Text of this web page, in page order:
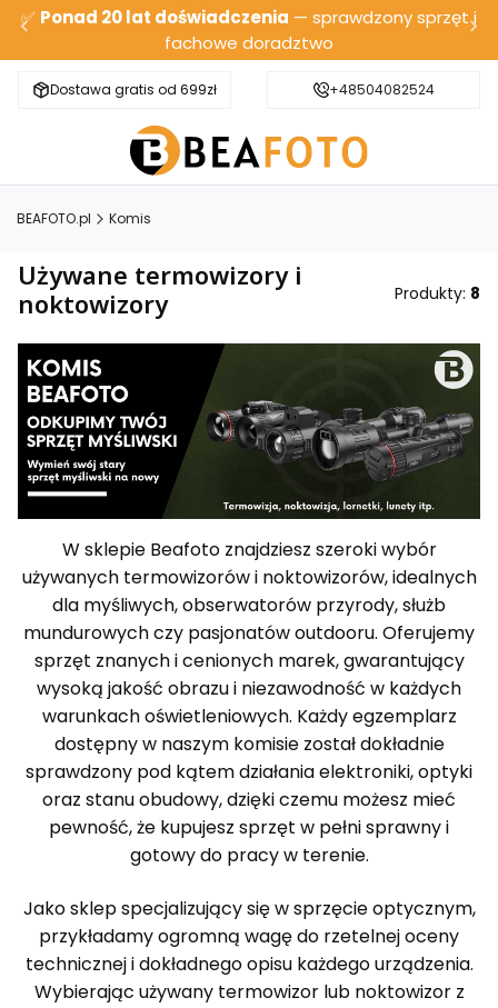
✅ Ponad 20 lat doświadczenia — sprawdzony sprzęt i
fachowe doradztwo
Dostawa gratis od 699zł Bezpieczna wysyłka
+48504082524
BEAFOTO.pl Komis
Używane termowizory i
noktowizory
Produkty: 8
W sklepie Beafoto znajdziesz szeroki wybór
używanych termowizorów i noktowizorów, idealnych
dla myśliwych, obserwatorów przyrody, służb
mundurowych czy pasjonatów outdooru. Oferujemy
sprzęt znanych i cenionych marek, gwarantujący
wysoką jakość obrazu i niezawodność w każdych
warunkach oświetleniowych. Każdy egzemplarz
dostępny w naszym komisie został dokładnie
sprawdzony pod kątem działania elektroniki, optyki
oraz stanu obudowy, dzięki czemu możesz mieć
pewność, że kupujesz sprzęt w pełni sprawny i
gotowy do pracy w terenie.
Jako sklep specjalizujący się w sprzęcie optycznym,
przykładamy ogromną wagę do rzetelnej oceny
technicznej i dokładnego opisu każdego urządzenia.
Wybierając używany termowizor lub noktowizor z